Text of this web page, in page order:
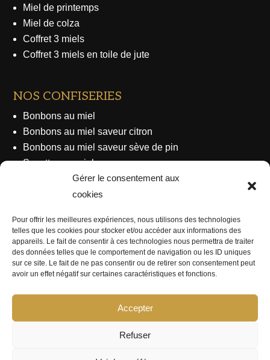
Gérer le consentement aux
cookies
Pour offrir les meilleures expériences, nous utilisons des technologies
telles que les cookies pour stocker et/ou accéder aux informations des
appareils. Le fait de consentir à ces technologies nous permettra de traiter
des données telles que le comportement de navigation ou les ID uniques
sur ce site. Le fait de ne pas consentir ou de retirer son consentement peut
avoir un effet négatif sur certaines caractéristiques et fonctions.
Accepter
Refuser
Miel de printemps
Miel de colza
Coffret 3 miels
Coffret 3 miels en toile de jute
NOS CONFISERIES
Bonbons au miel
Bonbons au miel saveur citron
Bonbons au miel saveur sève de pin
Sucettes au miel
Nougats traditionnels aux amandes et pistaches
ESSAIMS & REINES
Reine fécondée (F1) Buckfast, origine Frère Adam
Cellule royale Buckfast, origine Frère Adam
Essaim de l’année Buckfast